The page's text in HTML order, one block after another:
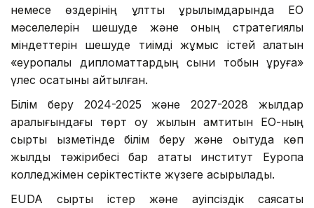
немесе өздерінің ұлттық құрылымдарында ЕО
мәселелерін шешуде және оның стратегиялық
міндеттерін шешуде тиімді жұмыс істей алатын
«еуропалық дипломаттардың сыни тобын құруға»
үлес қосатыны айтылған.
Білім беру 2024-2025 және 2027-2028 жылдар
аралығындағы төрт оқу жылын қамтитын ЕО-ның
сыртқы қызметінде білім беру және оқытуда көп
жылдық тәжірибесі бар атақты институт Еуропа
колледжімен серіктестікте жүзеге асырылады.
EUDA сыртқы істер және қауіпсіздік саясаты